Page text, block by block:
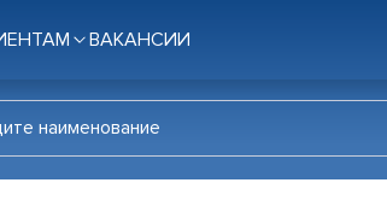
ВАКАНСИИ